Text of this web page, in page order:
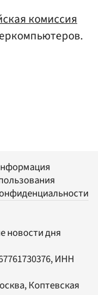
комиссия
новости дня
ИНН
Коптевская